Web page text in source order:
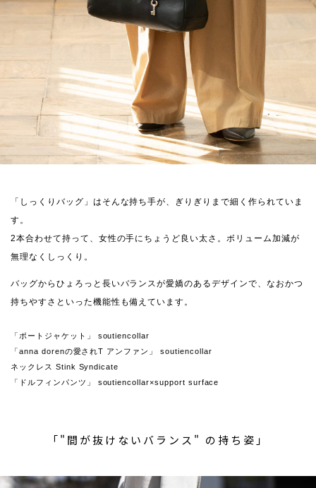
「しっくりバッグ」はそんな持ち手が、ぎりぎりまで細く作られていま
す。
2本合わせて持って、女性の手にちょうど良い太さ。ボリューム加減が
無理なくしっくり。
バッグからひょろっと長いバランスが愛嬌のあるデザインで、なおかつ
持ちやすさといった機能性も備えています。
「ポートジャケット」 soutiencollar
「anna dorenの愛されT アンファン」 soutiencollar
ネックレス Stink Syndicate
「ドルフィンパンツ」 soutiencollar×support surface
「"間が抜けないバランス" の持ち姿」